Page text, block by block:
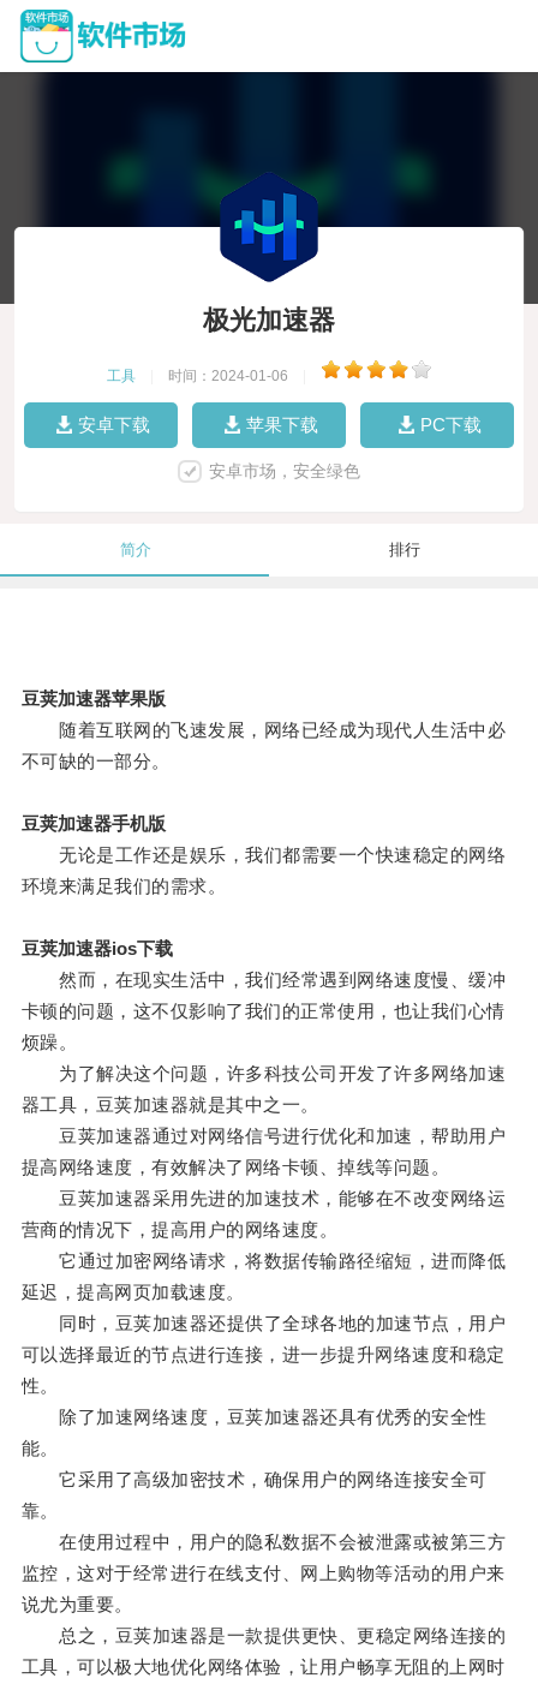
极光加速器
工具 时间：2024-01-06
安卓下载 苹果下载 PC下载
安卓市场，安全绿色
简介 排行
豆荚加速器苹果版
随着互联网的飞速发展，网络已经成为现代人生活中必
不可缺的一部分。
豆荚加速器手机版
无论是工作还是娱乐，我们都需要一个快速稳定的网络
环境来满足我们的需求。
豆荚加速器ios下载
然而，在现实生活中，我们经常遇到网络速度慢、缓冲
卡顿的问题，这不仅影响了我们的正常使用，也让我们心情
烦躁。
为了解决这个问题，许多科技公司开发了许多网络加速
器工具，豆荚加速器就是其中之一。
豆荚加速器通过对网络信号进行优化和加速，帮助用户
提高网络速度，有效解决了网络卡顿、掉线等问题。
豆荚加速器采用先进的加速技术，能够在不改变网络运
营商的情况下，提高用户的网络速度。
它通过加密网络请求，将数据传输路径缩短，进而降低
延迟，提高网页加载速度。
同时，豆荚加速器还提供了全球各地的加速节点，用户
可以选择最近的节点进行连接，进一步提升网络速度和稳定
性。
除了加速网络速度，豆荚加速器还具有优秀的安全性
能。
它采用了高级加密技术，确保用户的网络连接安全可
靠。
在使用过程中，用户的隐私数据不会被泄露或被第三方
监控，这对于经常进行在线支付、网上购物等活动的用户来
说尤为重要。
总之，豆荚加速器是一款提供更快、更稳定网络连接的
工具，可以极大地优化网络体验，让用户畅享无阻的上网时